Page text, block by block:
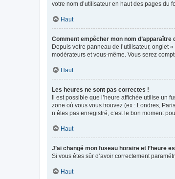
votre nom d’utilisateur en haut des pages du
Haut
Comment empêcher mon nom
Depuis votre panneau de l’utilisateur, onglet
modérateurs et vous-même. Vous serez
Haut
Les heures ne sont pas correctes !
Il est possible que l’heure affichée utilise un
zone où vous vous trouvez (ex : Londres,
n’êtes pas enregistré, c’est le bon moment
Haut
J’ai changé mon fuseau horaire et l’heure
Si vous êtes sûr d’avoir correctement
Haut